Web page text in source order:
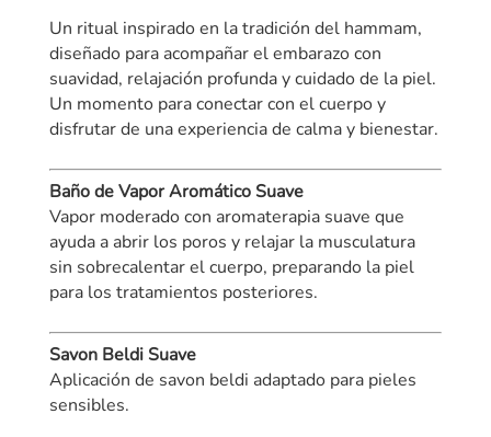
Un ritual inspirado en la tradición del hammam,
diseñado para acompañar el embarazo con
suavidad, relajación profunda y cuidado de la piel.
Un momento para conectar con el cuerpo y
disfrutar de una experiencia de calma y bienestar.
Baño de Vapor Aromático Suave
Vapor moderado con aromaterapia suave que
ayuda a abrir los poros y relajar la musculatura
sin sobrecalentar el cuerpo, preparando la piel
para los tratamientos posteriores.
Savon Beldi Suave
Aplicación de savon beldi adaptado para pieles
sensibles.